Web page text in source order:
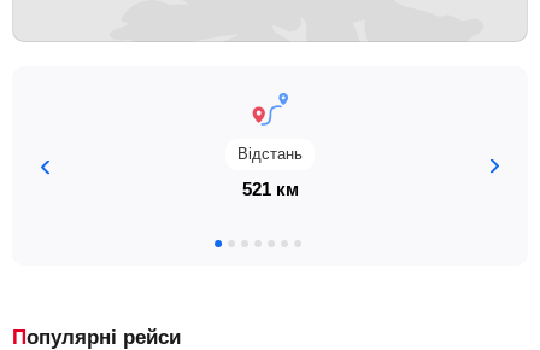
Відстань
521 км
Популярні рейси